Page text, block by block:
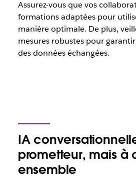
Assurez-vous que vos
formations adaptées pour
manière optimale. De plus,
mesures robustes pour
des données échangées.
IA
prometteur, mais à
ensemble